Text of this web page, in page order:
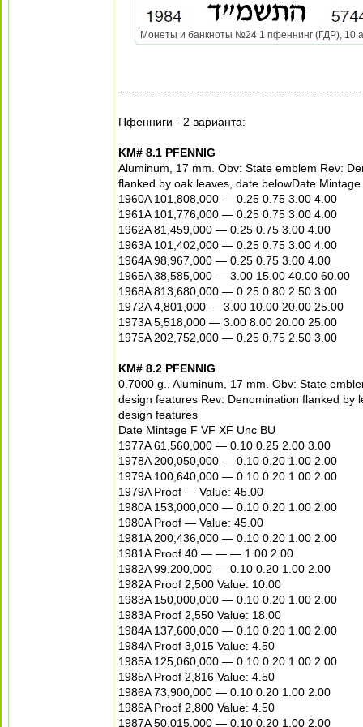
Монеты и банкноты №24 1 пфеннинг (ГДР), 10
------------------------------------------------------------
Пфенниги - 2 варианта:
KM# 8.1 PFENNIG
Aluminum, 17 mm. Obv: State emblem Rev:
flanked by oak leaves, date belowDate
1960A 101,808,000 — 0.25 0.75 3.00 4.00
1961A 101,776,000 — 0.25 0.75 3.00 4.00
1962A 81,459,000 — 0.25 0.75 3.00 4.00
1963A 101,402,000 — 0.25 0.75 3.00 4.00
1964A 98,967,000 — 0.25 0.75 3.00 4.00
1965A 38,585,000 — 3.00 15.00 40.00 60.00
1968A 813,680,000 — 0.25 0.80 2.50 3.00
1972A 4,801,000 — 3.00 10.00 20.00 25.00
1973A 5,518,000 — 3.00 8.00 20.00 25.00
1975A 202,752,000 — 0.25 0.75 2.50 3.00
KM# 8.2 PFENNIG
0.7000 g., Aluminum, 17 mm. Obv: State
design features Rev: Denomination flanked by
design features
Date Mintage F VF XF Unc BU
1977A 61,560,000 — 0.10 0.25 2.00 3.00
1978A 200,050,000 — 0.10 0.20 1.00 2.00
1979A 100,640,000 — 0.10 0.20 1.00 2.00
1979A Proof — Value: 45.00
1980A 153,000,000 — 0.10 0.20 1.00 2.00
1980A Proof — Value: 45.00
1981A 200,436,000 — 0.10 0.20 1.00 2.00
1981A Proof 40 — — — 1.00 2.00
1982A 99,200,000 — 0.10 0.20 1.00 2.00
1982A Proof 2,500 Value: 10.00
1983A 150,000,000 — 0.10 0.20 1.00 2.00
1983A Proof 2,550 Value: 18.00
1984A 137,600,000 — 0.10 0.20 1.00 2.00
1984A Proof 3,015 Value: 4.50
1985A 125,060,000 — 0.10 0.20 1.00 2.00
1985A Proof 2,816 Value: 4.50
1986A 73,900,000 — 0.10 0.20 1.00 2.00
1986A Proof 2,800 Value: 4.50
1987A 50,015,000 — 0.10 0.20 1.00 2.00